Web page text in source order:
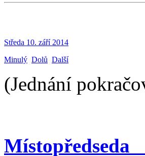
Středa 10. září 2014
Minulý Dolů Další
(Jednání